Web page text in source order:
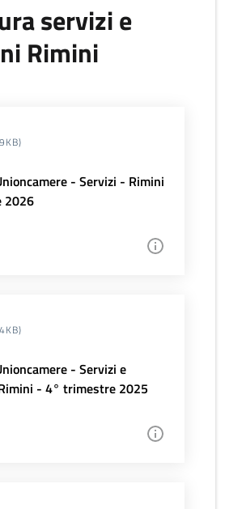
servizi e
Rimini
- Servizi - Rimini
2026
- Servizi e
- 4° trimestre 2025